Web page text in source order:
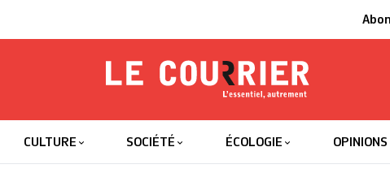
Le Courrier
CULTURE SOCIÉTÉ ÉCOLOGIE OPINIONS